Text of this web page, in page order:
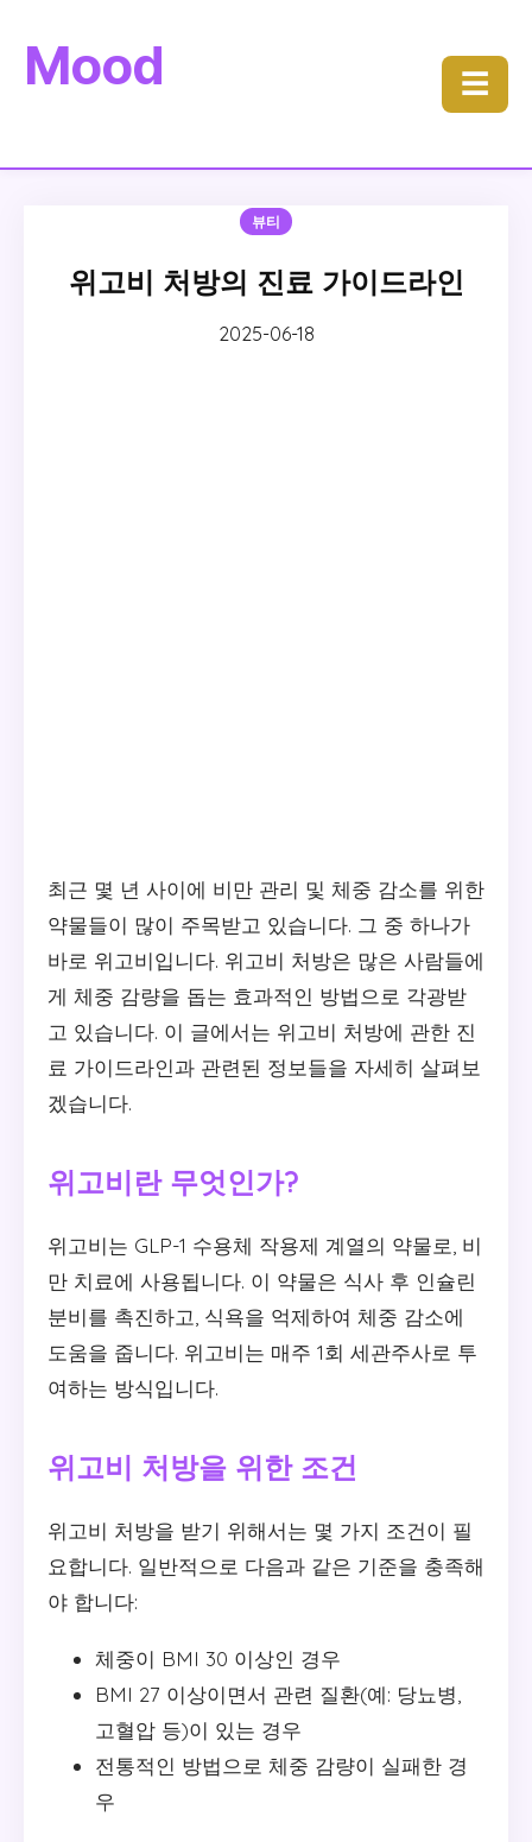
Mood ☰
뷰티
위고비 처방의 진료 가이드라인
2025-06-18
최근 몇 년 사이에 비만 관리 및 체중 감소를 위한
약물들이 많이 주목받고 있습니다. 그 중 하나가
바로 위고비입니다. 위고비 처방은 많은 사람들에
게 체중 감량을 돕는 효과적인 방법으로 각광받
고 있습니다. 이 글에서는 위고비 처방에 관한 진
료 가이드라인과 관련된 정보들을 자세히 살펴보
겠습니다.
위고비란 무엇인가?
위고비는 GLP-1 수용체 작용제 계열의 약물로, 비
만 치료에 사용됩니다. 이 약물은 식사 후 인슐린
분비를 촉진하고, 식욕을 억제하여 체중 감소에
도움을 줍니다. 위고비는 매주 1회 세관주사로 투
여하는 방식입니다.
위고비 처방을 위한 조건
위고비 처방을 받기 위해서는 몇 가지 조건이 필
요합니다. 일반적으로 다음과 같은 기준을 충족해
야 합니다:
체중이 BMI 30 이상인 경우
BMI 27 이상이면서 관련 질환(예: 당뇨병,
고혈압 등)이 있는 경우
전통적인 방법으로 체중 감량이 실패한 경
우